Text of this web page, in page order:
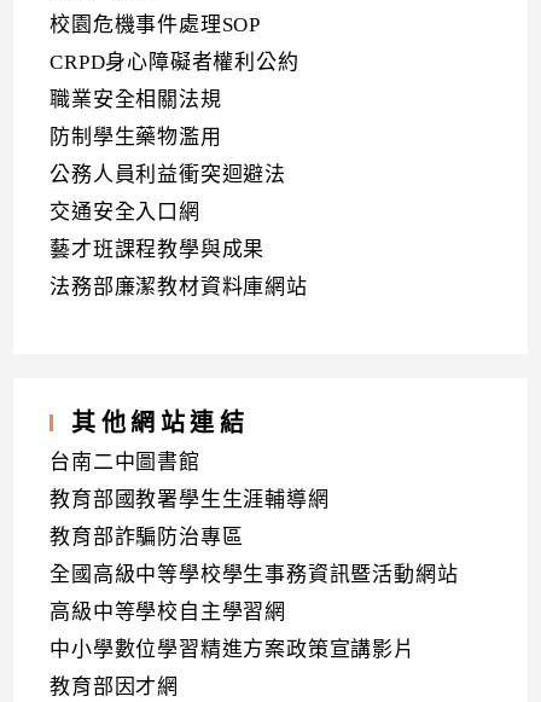
校園危機事件處理SOP
CRPD身心障礙者權利公約
職業安全相關法規
防制學生藥物濫用
公務人員利益衝突迴避法
交通安全入口網
藝才班課程教學與成果
法務部廉潔教材資料庫網站
其他網站連結
台南二中圖書館
教育部國教署學生生涯輔導網
教育部詐騙防治專區
全國高級中等學校學生事務資訊暨活動網站
高級中等學校自主學習網
中小學數位學習精進方案政策宣講影片
教育部因才網